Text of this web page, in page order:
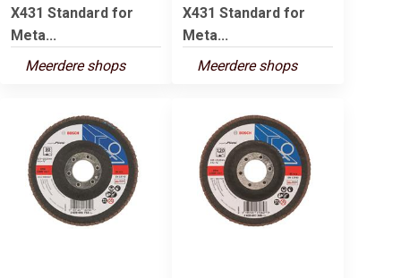
X431 Standard for
Meta...
Meerdere shops
X431 Standard for
Meta...
Meerdere shops